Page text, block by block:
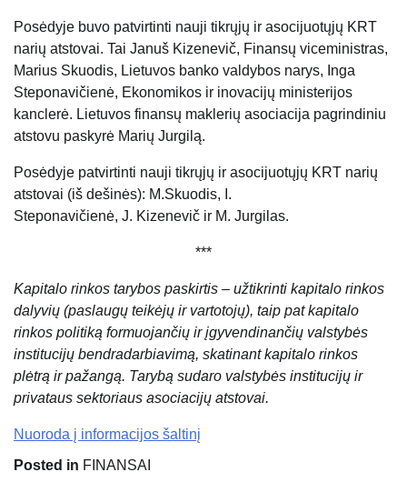
Posėdyje buvo patvirtinti nauji tikrųjų ir asocijuotųjų KRT
narių atstovai. Tai Januš Kizenevič, Finansų viceministras,
Marius Skuodis, Lietuvos banko valdybos narys, Inga
Steponavičienė, Ekonomikos ir inovacijų ministerijos
kanclerė. Lietuvos finansų maklerių asociacija pagrindiniu
atstovu paskyrė Marių Jurgilą.
Posėdyje patvirtinti nauji tikrųjų ir asocijuotųjų KRT narių
atstovai (iš dešinės): M.Skuodis, I.
Steponavičienė, J. Kizenevič ir M. Jurgilas.
***
Kapitalo rinkos tarybos paskirtis – užtikrinti kapitalo rinkos
dalyvių (paslaugų teikėjų ir vartotojų), taip pat kapitalo
rinkos politiką formuojančių ir įgyvendinančių valstybės
institucijų bendradarbiavimą, skatinant kapitalo rinkos
plėtrą ir pažangą. Tarybą sudaro valstybės institucijų ir
privataus sektoriaus asociacijų atstovai.
Nuoroda į informacijos šaltinį
Posted in FINANSAI